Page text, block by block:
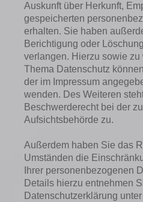
Auskunft über Herkunft,
gespeicherten
erhalten. Sie haben
Berichtigung oder
verlangen. Hierzu sowie
Thema Datenschutz
der im Impressum
wenden. Des Weiteren
Beschwerderecht bei der
Aufsichtsbehörde zu.
Außerdem haben Sie das
Umständen die
Ihrer personenbezogenen
Details hierzu entnehmen
Datenschutzerklärung unter